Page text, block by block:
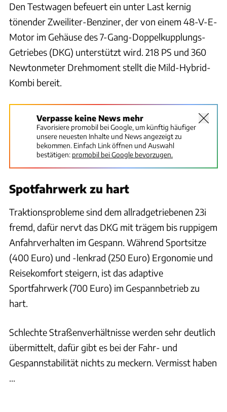
Den Testwagen befeuert ein unter Last kernig
tönender Zweiliter-Benziner, der von einem 48-V-E-
Motor im Gehäuse des 7-Gang-Doppelkupplungs-
Getriebes (DKG) unterstützt wird. 218 PS und 360
Newtonmeter Drehmoment stellt die Mild-Hybrid-
Kombi bereit.
Verpasse keine News mehr
Favorisiere promobil bei Google, um künftig häufiger
unsere neuesten Inhalte und News angezeigt zu
bekommen. Einfach Link öffnen und Auswahl
bestätigen: promobil bei Google bevorzugen.
Spotfahrwerk zu hart
Traktionsprobleme sind dem allradgetriebenen 23i
fremd, dafür nervt das DKG mit trägem bis ruppigem
Anfahrverhalten im Gespann. Während Sportsitze
(400 Euro) und -lenkrad (250 Euro) Ergonomie und
Reisekomfort steigern, ist das adaptive
Sportfahrwerk (700 Euro) im Gespannbetrieb zu
hart.
Schlechte Straßenverhältnisse werden sehr deutlich
übermittelt, dafür gibt es bei der Fahr- und
Gespannstabilität nichts zu meckern. Vermisst haben
...